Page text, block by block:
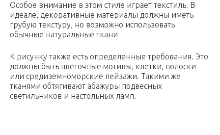
Особое внимание в этом стиле играет текстиль. В
идеале, декоративные материалы должны иметь
грубую текстуру, но возможно использовать
обычные натуральные ткани
К рисунку также есть определенные требования. Это
должны быть цветочные мотивы, клетки, полоски
или средиземноморские пейзажи. Такими же
тканями обтягивают абажуры подвесных
светильников и настольных ламп.